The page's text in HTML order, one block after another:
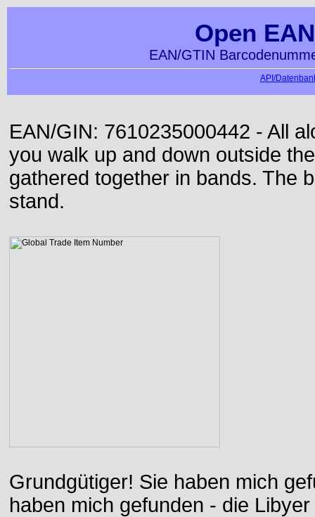
Open
EAN/GTIN
API/
EAN/GIN: 7610235000442 - All
you walk up and down outside
gathered together in bands. The
stand.
Grundgütiger! Sie haben mich
haben mich gefunden - die